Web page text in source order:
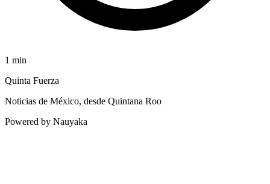
1 min
Quinta Fuerza
Noticias de México, desde Quintana Roo
Powered by Nauyaka